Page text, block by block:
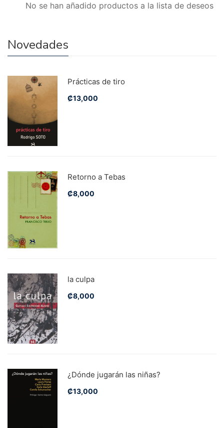
No se han añadido productos a la lista de deseos
Novedades
Prácticas de tiro
₡13,000
Retorno a Tebas
₡8,000
la culpa
₡8,000
¿Dónde jugarán las niñas?
₡13,000